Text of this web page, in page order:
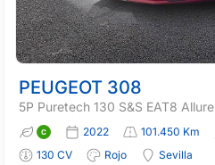
PEUGEOT 308
5P Puretech 130 S&S EAT8 Allure
2022 101.450 Km
130 CV
Rojo
Sevilla